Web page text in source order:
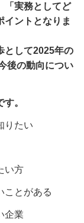
「実務としてど
イントとなりま
として2025年の
後の動向につい
。
りたい
い方
ことがある
企業